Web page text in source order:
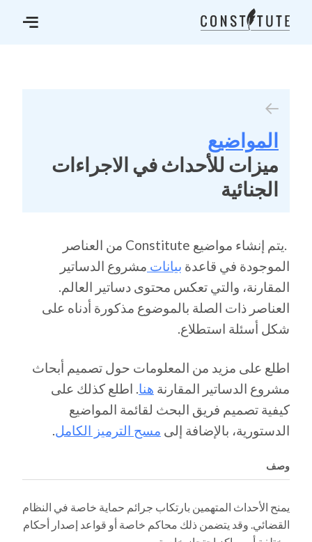
المواضيع
ميزات للأحداث في الاجراءات
الجنائية
.يتم إنشاء مواضيع Constitute من العناصر
الموجودة في قاعدة بيانات مشروع الدساتير
المقارنة، والتي تعكس محتوى دساتير العالم.
العناصر ذات الصلة بالموضوع مذكورة أدناه على
شكل أسئلة استطلاع.
اطلع على مزيد من المعلومات حول تصميم أبحاث
مشروع الدساتير المقارنة هنا . اطلع كذلك على
كيفية تصميم فريق البحث لقائمة المواضيع
الدستورية، بالإضافة إلى مسح الترميز الكامل
وصف
يمنح الأحداث المتهمين بارتكاب جرائم حماية خاصة في النظام
القضائي. وقد يتضمن ذلك محاكم خاصة أو قواعد إصدار أحكام